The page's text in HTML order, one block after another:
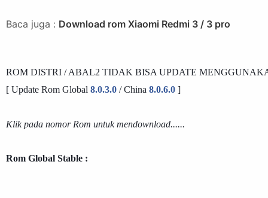
Baca juga : Download rom Xiaomi Redmi 3 / 3 pro
ROM DISTRI / ABAL2 TIDAK BISA UPDATE
[ Update Rom Global 8.0.3.0 / China 8.0.6.0 ]
Klik pada nomor Rom untuk mendownload......
Rom Global Stable :